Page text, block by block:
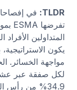
TLDR:
المتداولين
يكون